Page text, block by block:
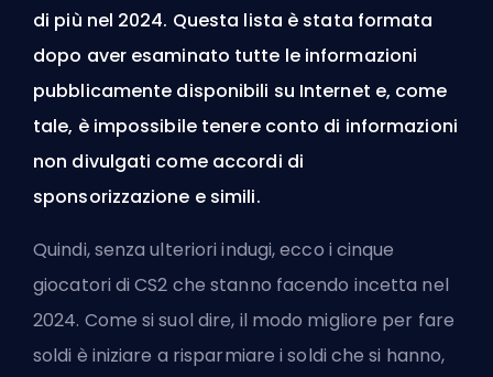
di più nel 2024. Questa lista è stata formata
dopo aver esaminato tutte le informazioni
pubblicamente disponibili su Internet e, come
tale, è impossibile tenere conto di informazioni
non divulgati come accordi di
sponsorizzazione e simili.
Quindi, senza ulteriori indugi, ecco i cinque
giocatori di CS2 che stanno facendo incetta nel
2024. Come si suol dire, il modo migliore per fare
soldi è iniziare a risparmiare i soldi che si hanno,